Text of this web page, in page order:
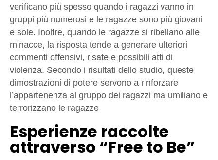
verificano più spesso quando i ragazzi vanno in
gruppi più numerosi e le ragazze sono più giovani
e sole. Inoltre, quando le ragazze si ribellano alle
minacce, la risposta tende a generare ulteriori
commenti offensivi, risate e possibili atti di
violenza. Secondo i risultati dello studio, queste
dimostrazioni di potere servono a rinforzare
l’appartenenza al gruppo dei ragazzi ma umiliano e
terrorizzano le ragazze
Esperienze raccolte
attraverso “Free to Be”